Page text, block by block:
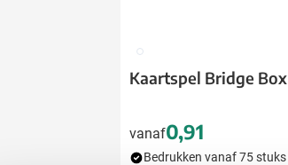
009
Kaartspel Bridge Box
vanaf0,91
Bedrukken vanaf 75 stuks